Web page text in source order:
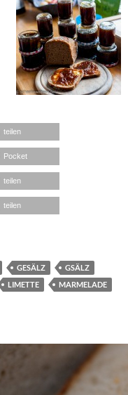
teilen
Pocket
teilen
teilen
GESÄLZ
GSÄLZ
LIMETTE
MARMELADE